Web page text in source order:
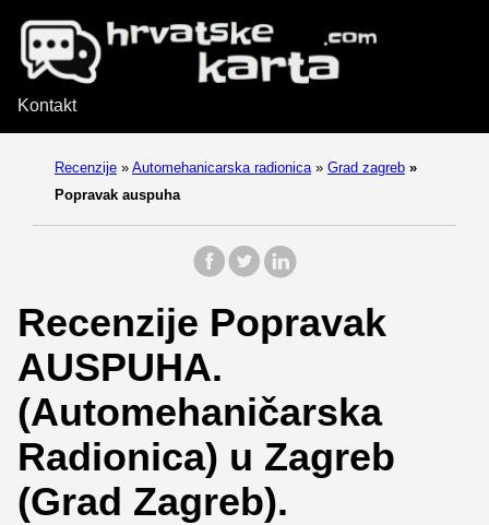
Kontakt
Recenzije » Automehanicarska radionica » Grad zagreb »
Popravak auspuha
Recenzije Popravak
AUSPUHA.
(Automehaničarska
Radionica) u Zagreb
(Grad Zagreb).